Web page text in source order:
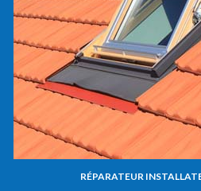
RÉPARATEUR